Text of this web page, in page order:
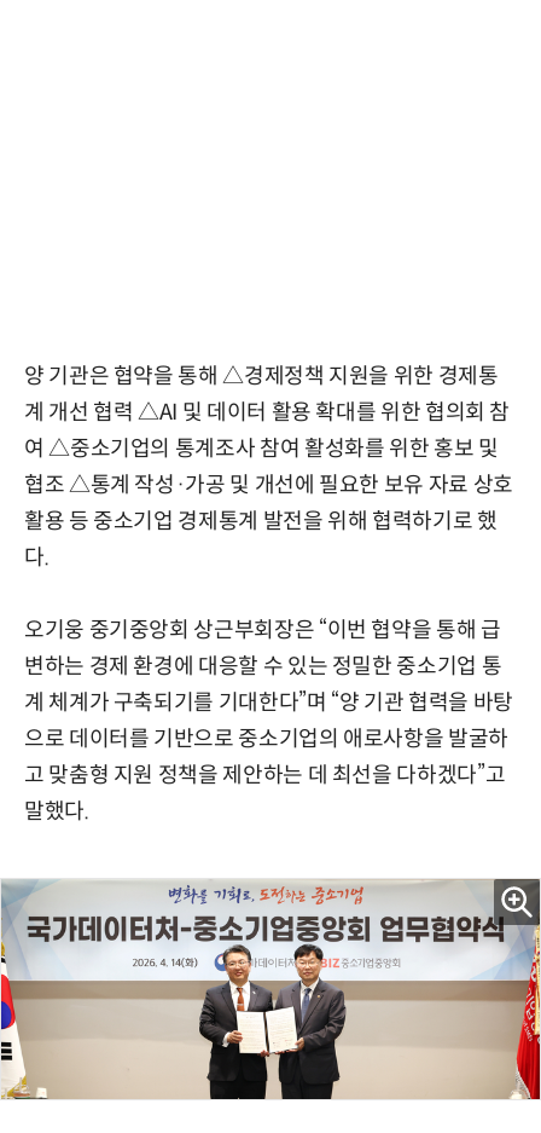
양 기관은 협약을 통해 △경제정책 지원을 위한 경제통
계 개선 협력 △AI 및 데이터 활용 확대를 위한 협의회 참
여 △중소기업의 통계조사 참여 활성화를 위한 홍보 및
협조 △통계 작성·가공 및 개선에 필요한 보유 자료 상호
활용 등 중소기업 경제통계 발전을 위해 협력하기로 했
다.
오기웅 중기중앙회 상근부회장은 “이번 협약을 통해 급
변하는 경제 환경에 대응할 수 있는 정밀한 중소기업 통
계 체계가 구축되기를 기대한다”며 “양 기관 협력을 바탕
으로 데이터를 기반으로 중소기업의 애로사항을 발굴하
고 맞춤형 지원 정책을 제안하는 데 최선을 다하겠다”고
말했다.